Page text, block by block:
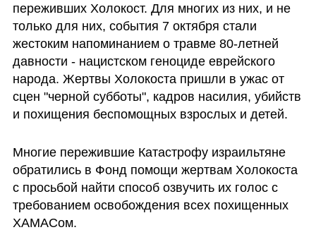
переживших Холокост. Для многих из них, и не
только для них, события 7 октября стали
жестоким напоминанием о травме 80-летней
давности - нацистском геноциде еврейского
народа. Жертвы Холокоста пришли в ужас от
сцен "черной субботы", кадров насилия, убийств
и похищения беспомощных взрослых и детей.
Многие пережившие Катастрофу израильтяне
обратились в Фонд помощи жертвам Холокоста
с просьбой найти способ озвучить их голос с
требованием освобождения всех похищенных
ХАМАСом.